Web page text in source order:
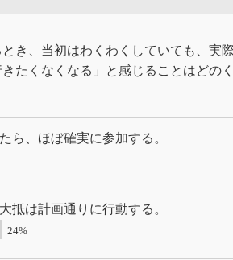
き、当初はわくわくしていても、実
たくなくなる」と感じることはどの
ら、ほぼ確実に参加する。
抵は計画通りに行動する。
24%